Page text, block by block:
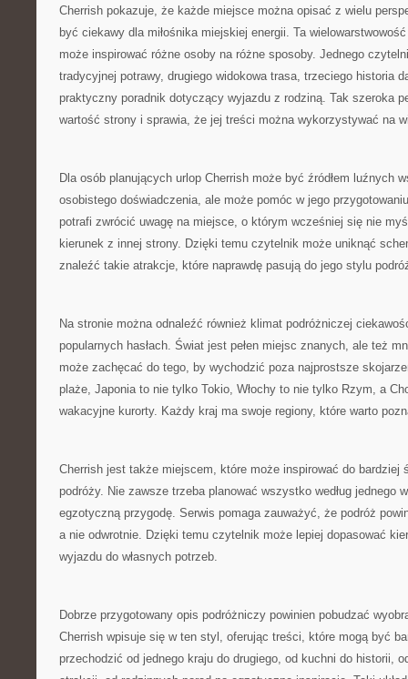
Cherrish pokazuje, że każde miejsce można opisać z wielu
być ciekawy dla miłośnika miejskiej energii. Ta
może inspirować różne osoby na różne sposoby. Jednego
tradycyjnej potrawy, drugiego widokowa trasa, trzeciego historia
praktyczny poradnik dotyczący wyjazdu z rodziną. Tak szeroka
wartość strony i sprawia, że jej treści można wykorzystywać na
Dla osób planujących urlop Cherrish może być źródłem luźnych
osobistego doświadczenia, ale może pomóc w jego
potrafi zwrócić uwagę na miejsce, o którym wcześniej się nie
kierunek z innej strony. Dzięki temu czytelnik może uniknąć
znaleźć takie atrakcje, które naprawdę pasują do jego stylu
Na stronie można odnaleźć również klimat podróżniczej
popularnych hasłach. Świat jest pełen miejsc znanych, ale też
może zachęcać do tego, by wychodzić poza najprostsze
plaże, Japonia to nie tylko Tokio, Włochy to nie tylko Rzym, a
wakacyjne kurorty. Każdy kraj ma swoje regiony, które warto
Cherrish jest także miejscem, które może inspirować do bardziej
podróży. Nie zawsze trzeba planować wszystko według jednego
egzotyczną przygodę. Serwis pomaga zauważyć, że podróż
a nie odwrotnie. Dzięki temu czytelnik może lepiej dopasować
wyjazdu do własnych potrzeb.
Dobrze przygotowany opis podróżniczy powinien pobudzać
Cherrish wpisuje się w ten styl, oferując treści, które mogą być
przechodzić od jednego kraju do drugiego, od kuchni do historii,